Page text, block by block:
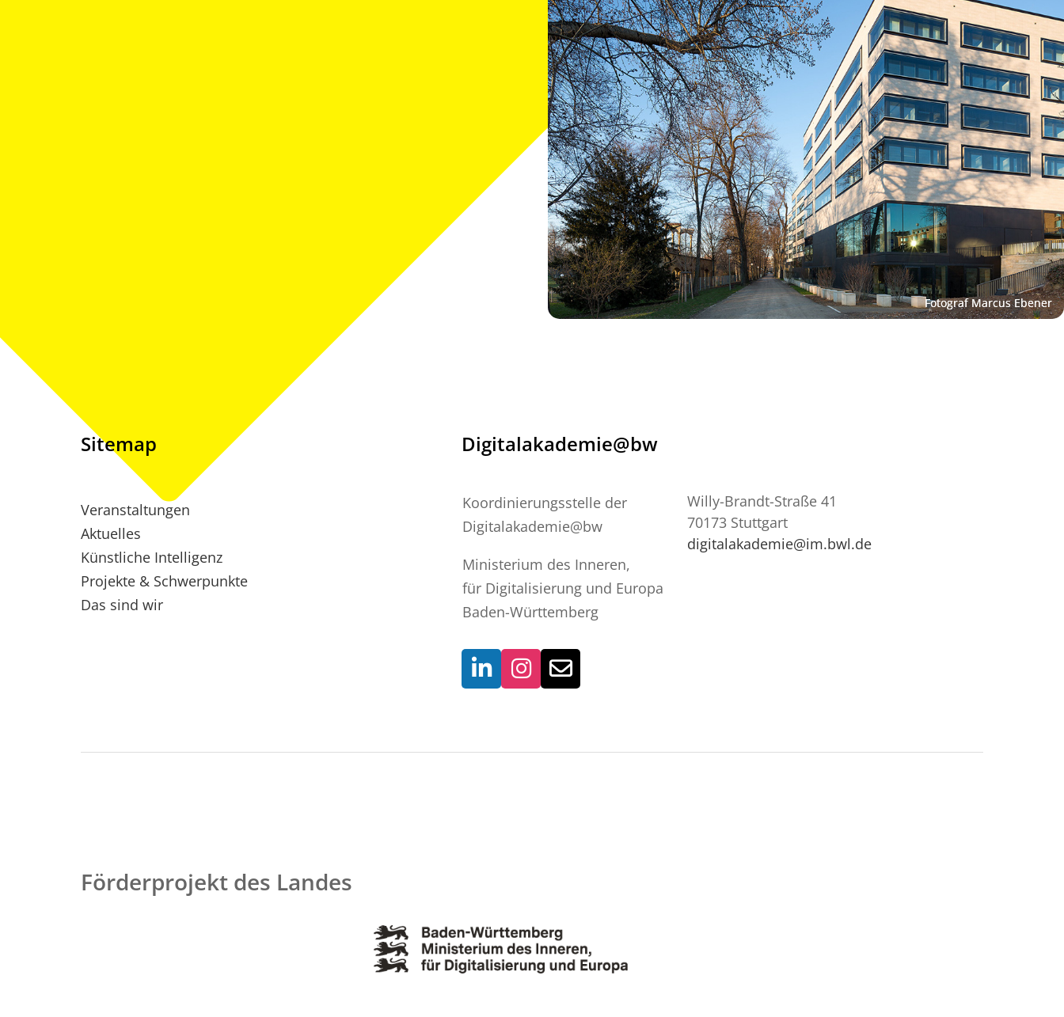
Sitemap
Veranstaltungen
Aktuelles
Künstliche Intelligenz
Projekte & Schwerpunkte
Das sind wir
Digitalakademie@bw
Koordinierungsstelle der
Digitalakademie@bw
Ministerium des Inneren,
für Digitalisierung und Europa
Baden-Württemberg
Willy-Brandt-Straße 41
70173 Stuttgart
digitalakademie@im.bwl.de
Förderprojekt des Landes